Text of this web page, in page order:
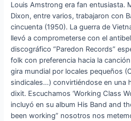
Louis Amstrong era fan entusiasta.
Dixon, entre varios, trabajaron con
cincuenta (1950). La guerra de
llevó a comprometerse con el
discográfico “Paredon Records”
folk con preferencia hacia la
gira mundial por locales pequeños
sindicales…) convirtiéndose en una
dixit. Escuchamos ‘Working Class
incluyó en su album His Band and
been working” nosotros nos